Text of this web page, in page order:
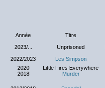
Année Titre
2023/...
Unprisoned
2022/2023
Les Simpson
2020
Little Fires Everywhere
2018
Murder